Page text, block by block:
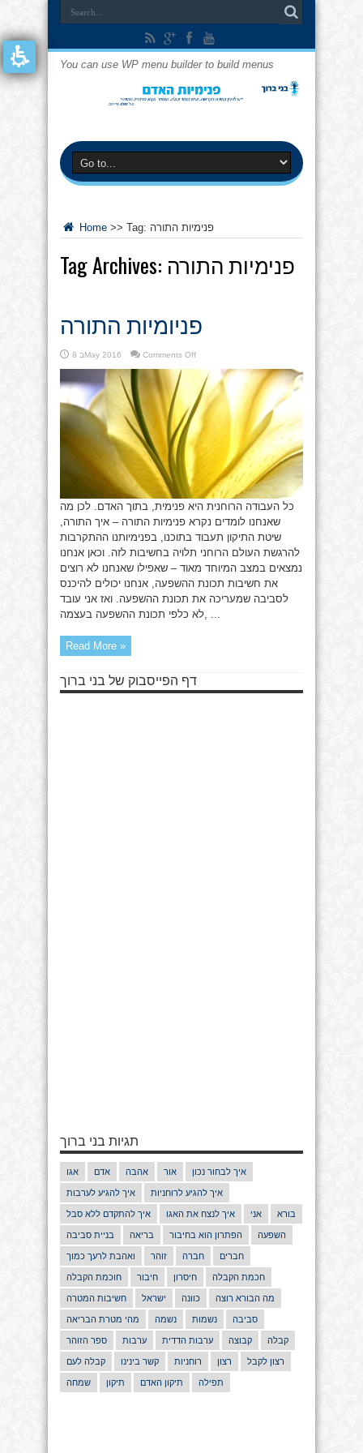
You can use WP menu builder to build menus
Home >> Tag: פנימיות התורה
Tag Archives: פנימיות התורה
פניומיות התורה
8 בMay 2016 Comments Offon
התורה
כל העבודה הרוחנית היא פנימית, בתוך האדם. לכן מה
שאנחנו לומדים נקרא פנימיות התורה – איך התורה,
שיטת התיקון תעבוד בתוכנו, בפנימיותנו ההתקרבות
להרגשת העולם הרוחני תלויה בחשיבות לזה. וכאן אנחנו
נמצאים במצב המיוחד מאוד – שאפילו שאנחנו לא רוצים
את חשיבות תכונת ההשפעה, אנחנו יכולים להיכנס
לסביבה שמעריכה את תכונת ההשפעה. ואז אני עובד
לא כלפי תכונת ההשפעה בעצמה, ...
Read More »
דף הפייסבוק של בני ברוך
תגיות בני ברוך
אגו אדם אהבה אור איך לבחור נכון
איך להגיע לערבות איך להגיע לרוחניות
איך להתקדם ללא סבל איך לנצח את האגו אני בורא
בניית סביבה בריאה הפתרון הוא בחיבור השפעה
ואהבת לרעך כמוך זוהר חברה חברים
חוכמת הקבלה חיבור חיסרון חכמת הקבלה
חשיבות המטרה ישראל כוונה מה הבורא רוצה
מהי מטרת הבריאה נשמה נשמות סביבה
ספר הזוהר ערבות ערבות הדדית קבוצה קבלה
קבלה לעם קשר בינינו רוחניות רצון רצון לקבל
שמחה תיקון תיקון האדם תפילה